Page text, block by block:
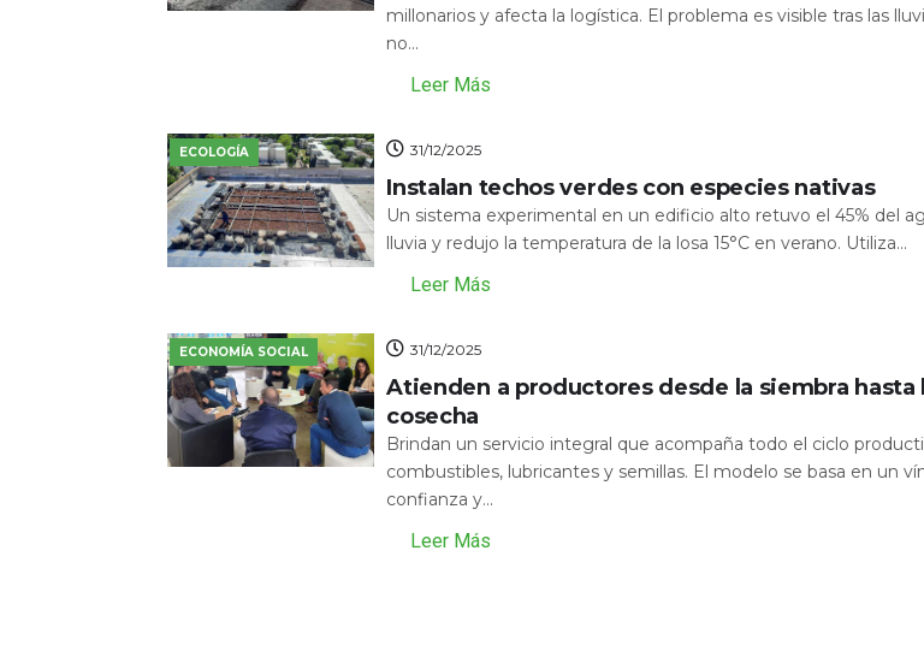
millonarios y afecta la logística. El problema es visible tras las
no...
Leer Más
ECOLOGÍA 31/12/2025
Instalan techos verdes con especies nativas
Un sistema experimental en un edificio alto retuvo el 45% del
lluvia y redujo la temperatura de la losa 15°C en verano. Utiliza...
Leer Más
ECONOMÍA SOCIAL 31/12/2025
Atienden a productores desde la siembra hasta
cosecha
Brindan un servicio integral que acompaña todo el ciclo
combustibles, lubricantes y semillas. El modelo se basa en un
confianza y...
Leer Más